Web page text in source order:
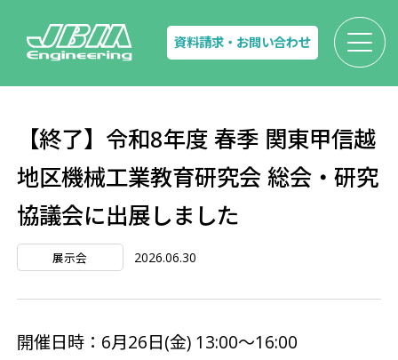
資料請求・お問い合わせ
【終了】令和8年度 春季 関東甲信越
地区機械工業教育研究会 総会・研究
協議会に出展しました
展示会 2026.06.30
開催日時：6月26日(金) 13:00～16:00